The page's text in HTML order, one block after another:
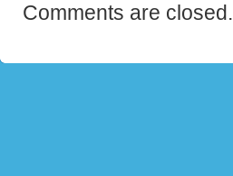
Comments are closed.